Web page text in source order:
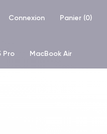
Connexion Panier (0)
Pro MacBook Air